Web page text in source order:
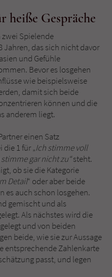
heiße Gespräche
Spielende
Jahren, das sich nicht davor
und Gefühle
Bevor es losgehen
wie beispielsweise
damit sich beide
können und die
anderem liegt.
einen Satz
1 für „Ich stimme voll
gar nicht zu“steht.
ob sie die Kategorie
Detail“ oder aber beide
es auch schon losgehen.
gemischt und als
Als nächstes wird die
und von beiden
beide, wie sie zur Aussage
entsprechende Zahlenkarte
passt, und legen